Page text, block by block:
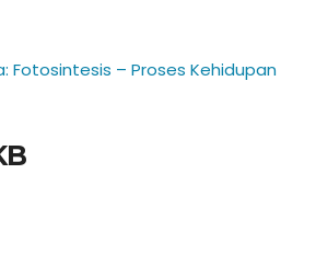
Fotosintesis – Proses Kehidupan